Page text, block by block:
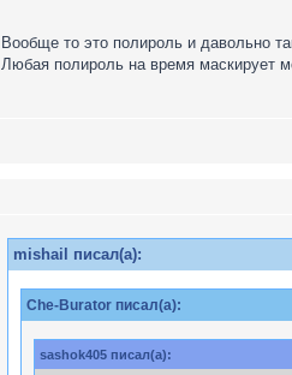
Вообще то это полироль и давольно
Любая полироль на время маскирует
mishail писал(а):
Che-Burator писал(а):
sashok405 писал(а):